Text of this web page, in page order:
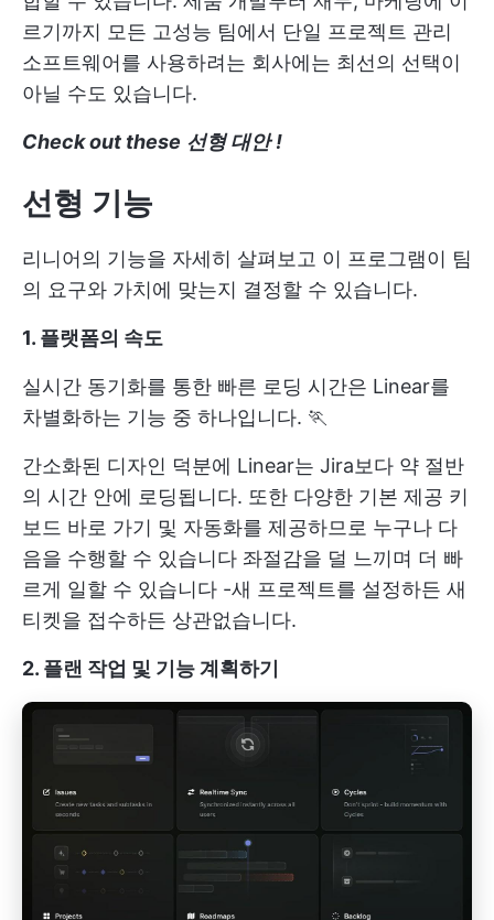
르기까지 모든 고성능 팀에서 단일 프로젝트 관리
소프트웨어를 사용하려는 회사에는 최선의 선택이
아닐 수도 있습니다.
Check out these 선형 대안 !
선형 기능
리니어의 기능을 자세히 살펴보고 이 프로그램이 팀
의 요구와 가치에 맞는지 결정할 수 있습니다.
1. 플랫폼의 속도
실시간 동기화를 통한 빠른 로딩 시간은 Linear를
차별화하는 기능 중 하나입니다. 🏃
간소화된 디자인 덕분에 Linear는 Jira보다 약 절반
의 시간 안에 로딩됩니다. 또한 다양한 기본 제공 키
보드 바로 가기 및 자동화를 제공하므로 누구나 다
음을 수행할 수 있습니다 좌절감을 덜 느끼며 더 빠
르게 일할 수 있습니다 -새 프로젝트를 설정하든 새
티켓을 접수하든 상관없습니다.
2. 플랜 작업 및 기능 계획하기